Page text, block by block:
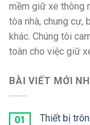
mềm giữ xe thông
tòa nhà, chung cư,
khác. Chúng tôi
toàn cho việc giữ
BÀI VIẾT MỚI
01 Thiết bị